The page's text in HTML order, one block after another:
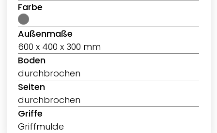
Farbe
Außenmaße
600 x 400 x 300 mm
Boden
durchbrochen
Seiten
durchbrochen
Griffe
Griffmulde